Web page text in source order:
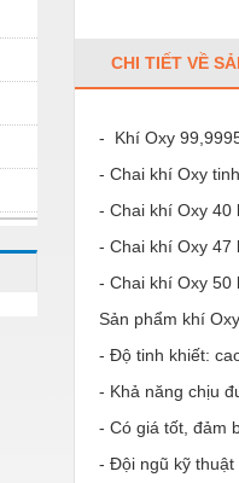
CHI TIẾT VỀ
- Khí Oxy
- Chai khí Oxy
- Chai khí Oxy 40
- Chai khí Oxy 47
- Chai khí Oxy 50
Sản phẩm khí
- Độ tinh khiết:
- Khả năng chịu
- Có giá tốt, đảm
- Đội ngũ kỹ thuật